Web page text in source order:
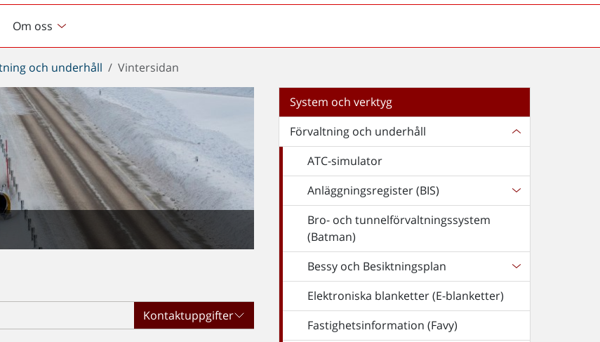
Om oss
och underhåll Vintersidan
Kontaktuppgifter
System och verktyg
Förvaltning och underhåll
ATC-simulator
Anläggningsregister (BIS)
Bro- och tunnelförvaltningssystem
(Batman)
Bessy och Besiktningsplan
Elektroniska blanketter (E-blanketter)
Fastighetsinformation (Favy)